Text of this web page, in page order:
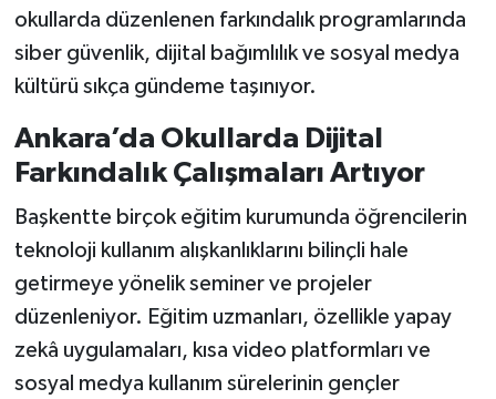
okullarda düzenlenen farkındalık programlarında
siber güvenlik, dijital bağımlılık ve sosyal medya
kültürü sıkça gündeme taşınıyor.
Ankara’da Okullarda Dijital
Farkındalık Çalışmaları Artıyor
Başkentte birçok eğitim kurumunda öğrencilerin
teknoloji kullanım alışkanlıklarını bilinçli hale
getirmeye yönelik seminer ve projeler
düzenleniyor. Eğitim uzmanları, özellikle yapay
zekâ uygulamaları, kısa video platformları ve
sosyal medya kullanım sürelerinin gençler